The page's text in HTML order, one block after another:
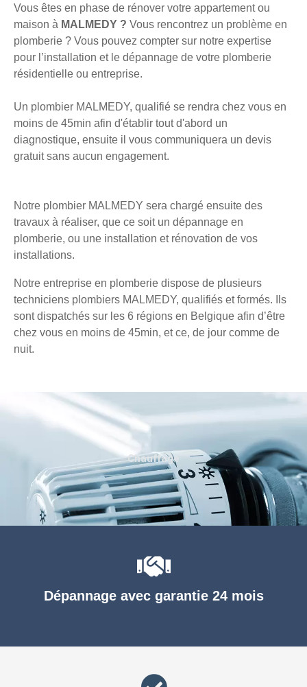
Vous êtes en phase de rénover votre appartement ou
maison à MALMEDY ? Vous rencontrez un problème en
plomberie ? Vous pouvez compter sur notre expertise
pour l’installation et le dépannage de votre plomberie
résidentielle ou entreprise.
Un plombier MALMEDY, qualifié se rendra chez vous en
moins de 45min afin d'établir tout d'abord un
diagnostique, ensuite il vous communiquera un devis
gratuit sans aucun engagement.
Notre plombier MALMEDY sera chargé ensuite des
travaux à réaliser, que ce soit un dépannage en
plomberie, ou une installation et rénovation de vos
installations.
Notre entreprise en plomberie dispose de plusieurs
techniciens plombiers MALMEDY, qualifiés et formés. Ils
sont dispatchés sur les 6 régions en Belgique afin d’être
chez vous en moins de 45min, et ce, de jour comme de
nuit.
Dépannage avec garantie 24 mois
Chauffage